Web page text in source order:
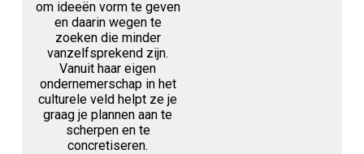
om ideeën vorm te geven
en daarin wegen te
zoeken die minder
vanzelfsprekend zijn.
Vanuit haar eigen
ondernemerschap in het
culturele veld helpt ze je
graag je plannen aan te
scherpen en te
concretiseren.